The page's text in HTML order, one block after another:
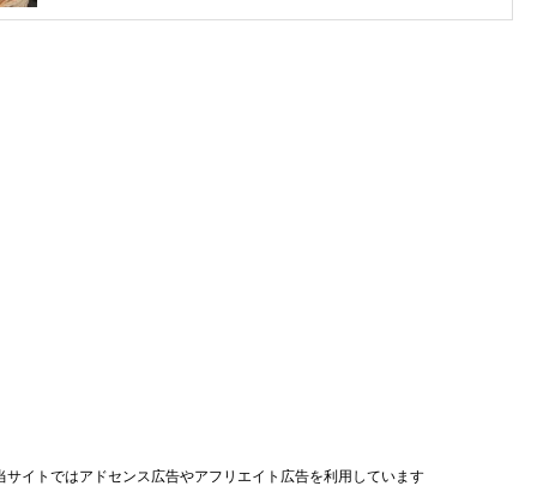
サイトではアドセンス広告やアフリエイト広告を利用しています